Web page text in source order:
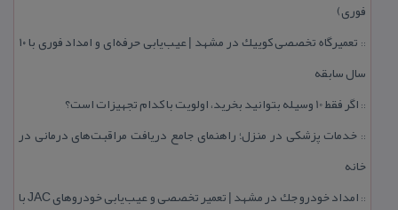
فوری)
::
تعمیرگاه تخصصی كوییك در مشهد | عیب‌یابی حرفه‌ای و امداد فوری با ۱۰
سال سابقه
:: اگر فقط 10 وسیله بتوانید بخرید، اولویت با كدام تجهیزات است؟
:: خدمات پزشكی در منزل؛ راهنمای جامع دریافت مراقبت‌های درمانی در
خانه
::
امداد خودرو جك در مشهد | تعمیر تخصصی و عیب‌یابی خودروهای JAC با